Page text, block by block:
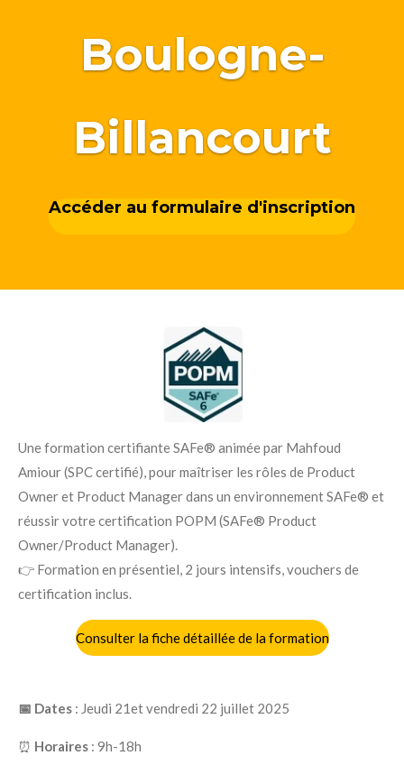
Boulogne-
Billancourt
Accéder au formulaire d'inscription
Une formation certifiante SAFe® animée par Mahfoud
Amiour (SPC certifié), pour maîtriser les rôles de Product
Owner et Product Manager dans un environnement SAFe® et
réussir votre certification POPM (SAFe® Product
Owner/Product Manager).
👉 Formation en présentiel, 2 jours intensifs, vouchers de
certification inclus.
Consulter la fiche détaillée de la formation
📅 Dates : Jeudi 21et vendredi 22 juillet 2025
⏰ Horaires : 9h-18h